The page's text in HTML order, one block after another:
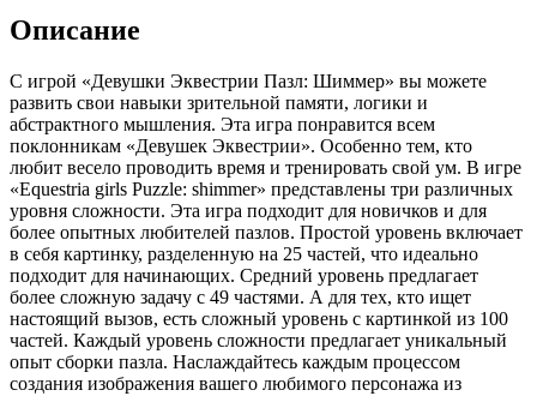
Описание
С игрой «Девушки Эквестрии Пазл: Шиммер» вы можете
развить свои навыки зрительной памяти, логики и
абстрактного мышления. Эта игра понравится всем
поклонникам «Девушек Эквестрии». Особенно тем, кто
любит весело проводить время и тренировать свой ум. В игре
«Equestria girls Puzzle: shimmer» представлены три различных
уровня сложности. Эта игра подходит для новичков и для
более опытных любителей пазлов. Простой уровень включает
в себя картинку, разделенную на 25 частей, что идеально
подходит для начинающих. Средний уровень предлагает
более сложную задачу с 49 частями. А для тех, кто ищет
настоящий вызов, есть сложный уровень с картинкой из 100
частей. Каждый уровень сложности предлагает уникальный
опыт сборки пазла. Наслаждайтесь каждым процессом
создания изображения вашего любимого персонажа из